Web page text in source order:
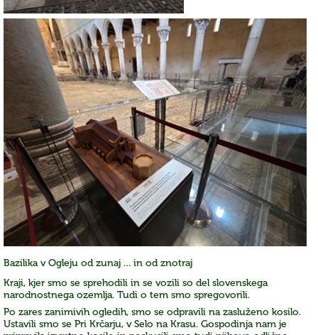
Bazilika v Ogleju od zunaj … in od znotraj
Kraji, kjer smo se sprehodili in se vozili so del slovenskega
narodnostnega ozemlja. Tudi o tem smo spregovorili.
Po zares zanimivih ogledih, smo se odpravili na zasluženo kosilo.
Ustavili smo se Pri Krčarju, v Selo na Krasu. Gospodinja nam je